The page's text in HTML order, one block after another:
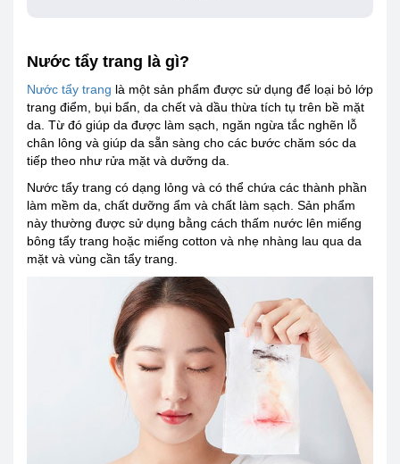
Nước tẩy trang là gì?
Nước tẩy trang là một sản phẩm được sử dụng để loại bỏ lớp
trang điểm, bụi bẩn, da chết và dầu thừa tích tụ trên bề mặt
da. Từ đó giúp da được làm sạch, ngăn ngừa tắc nghẽn lỗ
chân lông và giúp da sẵn sàng cho các bước chăm sóc da
tiếp theo như rửa mặt và dưỡng da.
Nước tẩy trang có dạng lỏng và có thể chứa các thành phần
làm mềm da, chất dưỡng ẩm và chất làm sạch. Sản phẩm
này thường được sử dụng bằng cách thấm nước lên miếng
bông tẩy trang hoặc miếng cotton và nhẹ nhàng lau qua da
mặt và vùng cần tẩy trang.